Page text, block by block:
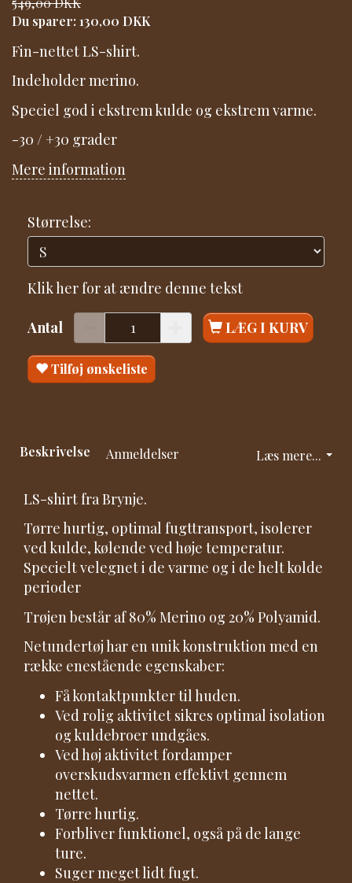
Du sparer: 130,00 DKK
Fin-nettet LS-shirt.
Indeholder merino.
Speciel god i ekstrem kulde og ekstrem varme.
-30 / +30 grader
Mere information
Størrelse:
Klik her for at ændre denne tekst
Antal LÆG I KURV
Tilføj ønskeliste
Læs mere...
Beskrivelse Anmeldelser
LS-shirt fra Brynje.
Tørre hurtig, optimal fugttransport, isolerer
ved kulde, kølende ved høje temperatur.
Specielt velegnet i de varme og i de helt kolde
perioder
Trøjen består af 80% Merino og 20% Polyamid.
Netundertøj har en unik konstruktion med en
række enestående egenskaber:
Få kontaktpunkter til huden.
Ved rolig aktivitet sikres optimal isolation
og kuldebroer undgåes.
Ved høj aktivitet fordamper
overskudsvarmen effektivt gennem
nettet.
Tørre hurtig.
Forbliver funktionel, også på de lange
ture.
Suger meget lidt fugt.